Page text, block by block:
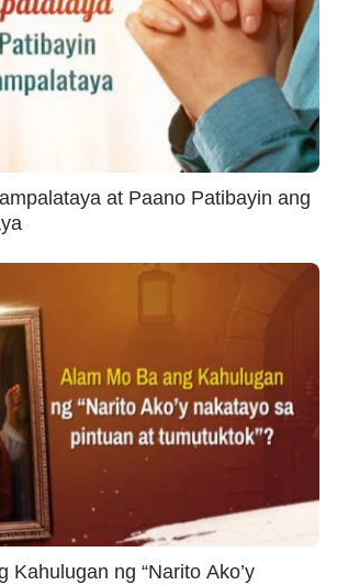
at Paano Patibayin ang
Kahulugan ng “Narito Ako’y